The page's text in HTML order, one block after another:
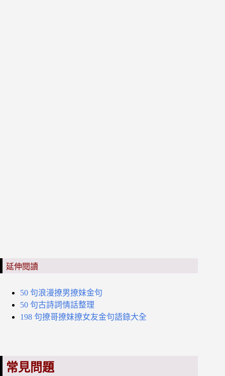
延伸閱讀
50 句浪漫撩男撩妹金句
50 句古詩詞情話整理
198 句撩哥撩妹撩女友金句語錄大全
常見問題